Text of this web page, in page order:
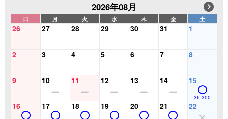
2026年08月
日 月 火 水 木 金 土
26 27 28 29 30 31 1
2 3 4 5 6 7 8
9 10 11 12 13 14 15
36,300
16 17 18 19 20 21 22